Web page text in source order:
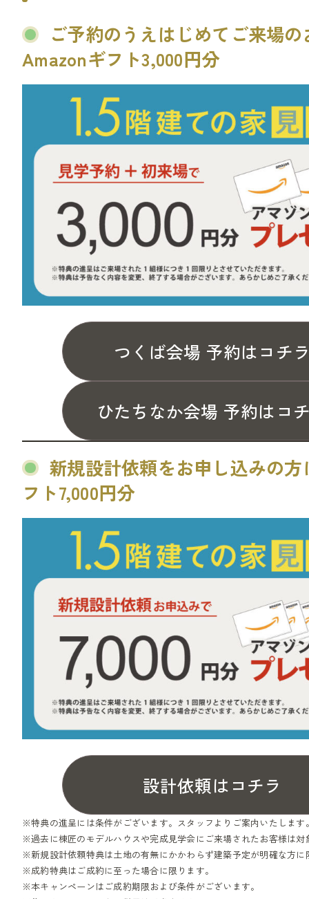
ご予約のうえはじめてご来場
Amazonギフト3,000円分
つくば会場 予約はコチ
ひたちなか会場 予約はコ
新規設計依頼をお申し込みの
フト7,000円分
設計依頼はコチラ
※特典の進呈には条件がございます。スタッフよりご案内いたします
※過去に棟匠のモデルハウスや完成見学会にご来場されたお客様は対
※新規設計依頼特典は土地の有無にかかわらず建築予定が明確な方に
※成約特典はご成約に至った場合に限ります。
※本キャンペーンはご成約期限および条件がございます。